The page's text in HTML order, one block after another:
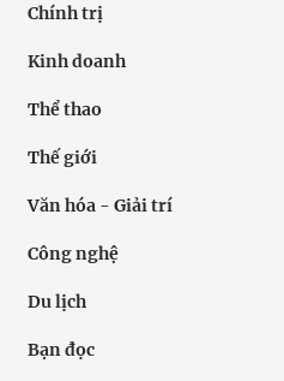
Chính trị
Kinh doanh
Thể thao
Thế giới
Văn hóa - Giải trí
Công nghệ
Du lịch
Bạn đọc